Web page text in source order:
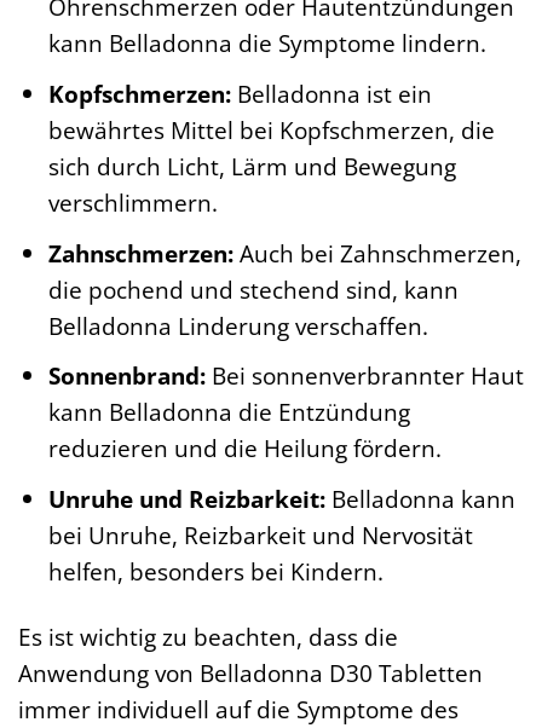
Ohrenschmerzen oder Hautentzündungen
kann Belladonna die Symptome lindern.
Kopfschmerzen:Belladonna ist ein
bewährtes Mittel bei Kopfschmerzen, die
sich durch Licht, Lärm und Bewegung
verschlimmern.
Zahnschmerzen:Auch bei Zahnschmerzen,
die pochend und stechend sind, kann
Belladonna Linderung verschaffen.
Sonnenbrand:Bei sonnenverbrannter Haut
kann Belladonna die Entzündung
reduzieren und die Heilung fördern.
Unruhe und Reizbarkeit:Belladonna kann
bei Unruhe, Reizbarkeit und Nervosität
helfen, besonders bei Kindern.
Es ist wichtig zu beachten, dass die
Anwendung von Belladonna D30 Tabletten
immer individuell auf die Symptome des